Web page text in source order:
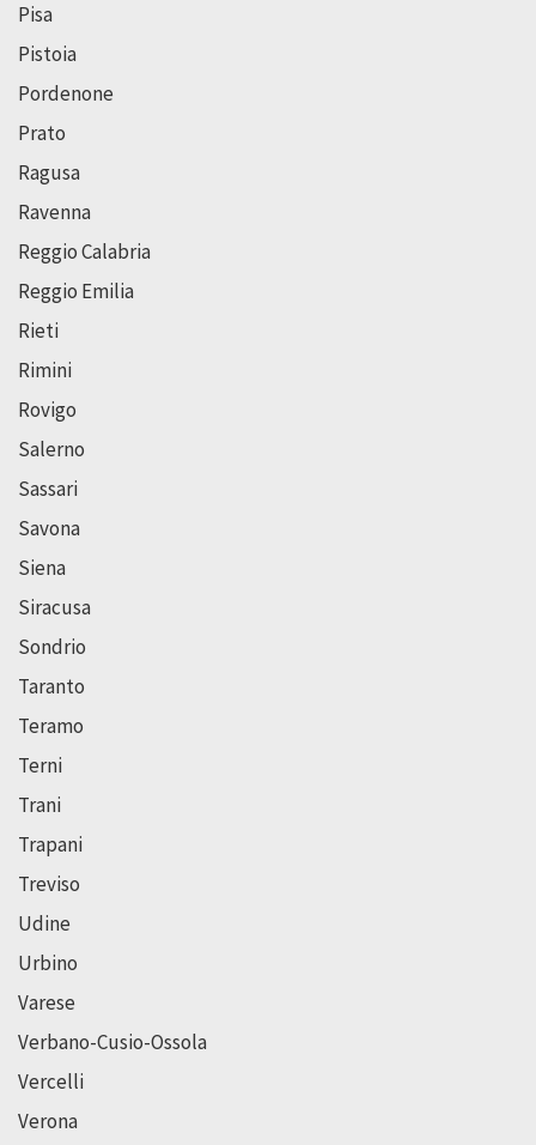
Pisa
Pistoia
Pordenone
Prato
Ragusa
Ravenna
Reggio Calabria
Reggio Emilia
Rieti
Rimini
Rovigo
Salerno
Sassari
Savona
Siena
Siracusa
Sondrio
Taranto
Teramo
Terni
Trani
Trapani
Treviso
Udine
Urbino
Varese
Verbano-Cusio-Ossola
Vercelli
Verona